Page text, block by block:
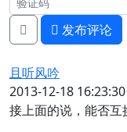
发布评论
且听风吟
2013-12-18 16:23:30
接上面的说，能否互